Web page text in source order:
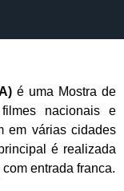
é uma Mostra de
nacionais e
em várias cidades
é realizada
entrada franca.